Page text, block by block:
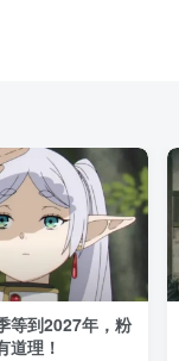
等到2027年，粉
道理！